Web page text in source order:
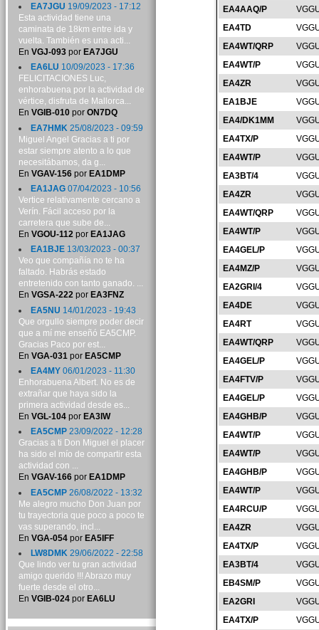
EA4AAQ/P
EA4TD
EA4WT/QRP
EA4WT/P
EA4ZR
EA1BJE
EA4/DK1MM
EA4TX/P
EA4WT/P
EA3BT/4
EA4ZR
EA4WT/QRP
EA4WT/P
EA4GEL/P
EA4MZ/P
EA2GRI/4
EA4DE
EA4RT
EA4WT/QRP
EA4GEL/P
EA4FTV/P
EA4GEL/P
EA4GHB/P
EA4WT/P
EA4WT/P
EA4GHB/P
EA4WT/P
EA4RCU/P
EA4ZR
EA4TX/P
EA3BT/4
EB4SM/P
EA2GRI
EA4TX/P
EA7JGU 19/09/2023 - 17:12
Esta actividad tiene una
caminata de 18km entre ida y
vuelta. También es una acti...
En VGJ-093por EA7JGU
EA6LU 10/09/2023 - 17:36
FELICITACIONES Luc,
enhorabuena por la actividad de
vértice, disfruta de Mallorca...
En VGIB-010por ON7DQ
EA7HMK 25/08/2023 - 09:59
Miguel Angel Gracias a ti por
estar siempre atento a lo que
necesitábamos, da g...
En VGAV-156por EA1DMP
EA1JAG07/04/2023 - 10:56
Vertice relativamente cercano a
Verín. Fácil acceso por la
carretera que sube de...
En VGOU-112por EA1JAG
EA1BJE13/03/2023 - 00:37
Veo que compañía no te ha
faltado. Habrás estado
entretenido con tanto ganado. ...
En VGSA-222por EA3FNZ
EA5NU 14/01/2023 - 19:43
Que orgullo siempre poder decir
que a mí me enseñó EA5CMP.
Gracias Paco por est...
En VGA-031 por EA5CMP
EA4MY06/01/2023 - 11:30
Enhorabuena Albert. No es de
extrañar que haya sido la
primera actividad desde es...
En VGL-104por EA3IW
EA5CMP23/09/2022 - 12:28
Gracias a ti Don Miguel el placer
ha sido el mío de compartir esta
actividad con ...
En VGAV-166por EA1DMP
EA5CMP26/08/2022 - 13:32
Me alegro mucho Don Juan por
tu trayectoria que poco a poco te
vas superando, incl...
En VGA-054por EA5IFF
LW8DMK29/06/2022 - 22:58
Que lindo ver tu gran actividad
amigo querido !!! Abrazo muy
fuerte desde el otro...
En VGIB-024por EA6LU